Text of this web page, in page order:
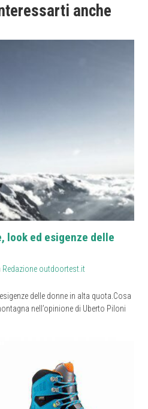
anche
look ed esigenze delle
Redazione outdoortest.it
delle donne in alta quota.Cosa
nell’opinione di Uberto Piloni